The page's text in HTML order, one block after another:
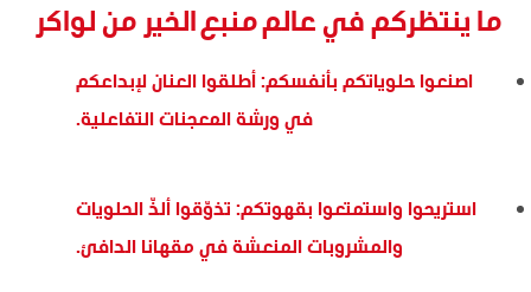
ما ينتظركم في عالم منبع الخير من لواكر
اصنعوا حلوياتكم بأنفسكم: أطلقوا العنان لإبداعكم
في ورشة المعجنات التفاعلية.
استريحوا واستمتعوا بقهوتكم: تذوّقوا ألذّ الحلويات
والمشروبات المنعشة في مقهانا الدافئ.